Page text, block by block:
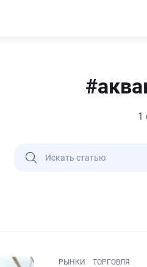
1
РЫНКИ ТОРГОВЛЯ